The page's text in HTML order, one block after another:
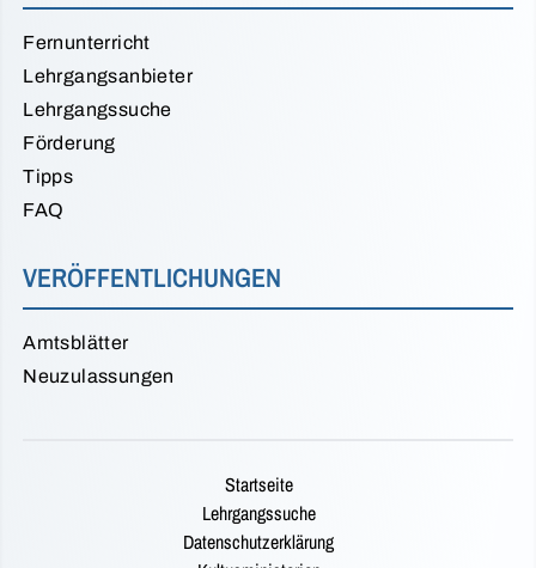
Fernunterricht
Lehrgangsanbieter
Lehrgangssuche
Förderung
Tipps
FAQ
VERÖFFENTLICHUNGEN
Amtsblätter
Neuzulassungen
Startseite
Lehrgangssuche
Datenschutzerklärung